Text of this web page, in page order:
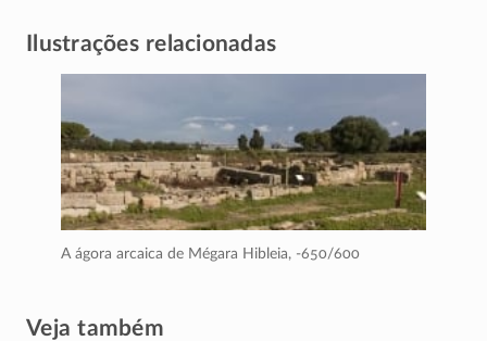
Ilustrações relacionadas
A ágora arcaica de Mégara Hibleia, -650/600
Veja também